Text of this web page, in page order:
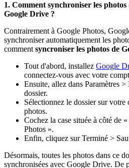
1. Comment synchroniser les
Google Drive ?
Contrairement à Google Photos,
synchroniser automatiquement les
comment syncroniser les photos de
Tout d'abord, installez Google
connectez-vous avec votre
Ensuite, allez dans Paramètres
dossier.
Sélectionnez le dossier sur votre
photos.
Cochez la case située à côté de
Photos ».
Enfin, cliquez sur Terminé >
Désormais, toutes les photos dans ce
synchronisées avec Google Drive. De